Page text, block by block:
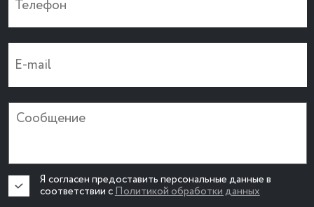
Я согласен предоставить персональные данные в
соответствии сПолитикой обработки данных